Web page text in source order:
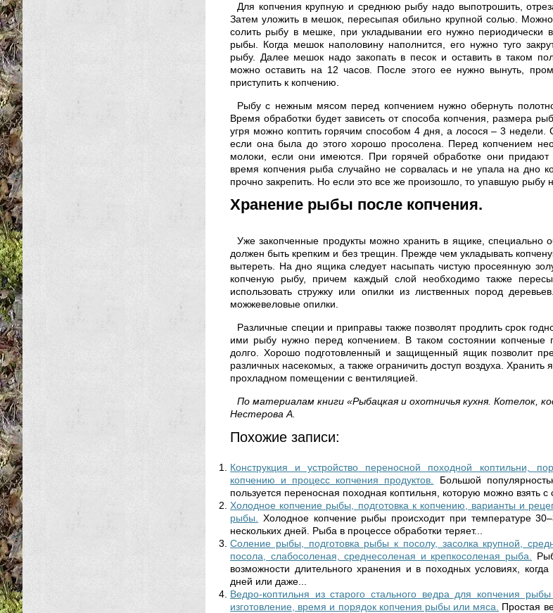
Для копчения крупную и среднюю рыбу надо выпотрошить,
Затем уложить в мешок, пересыпая обильно крупной солью.
солить рыбу в мешке, при укладывании его нужно периодически
рыбы. Когда мешок наполовину наполнится, его нужно туго
рыбу. Далее мешок надо закопать в песок и оставить в таком
можно оставить на 12 часов. После этого ее нужно вынуть,
приступить к копчению.
Рыбу с нежным мясом перед копчением нужно обернуть
Время обработки будет зависеть от способа копчения, размера
угря можно коптить горячим способом 4 дня, а лосося – 3 недели.
если она была до этого хорошо просолена. Перед копчением
молоки, если они имеются. При горячей обработке они придают
время копчения рыба случайно не сорвалась и не упала на дно
прочно закрепить. Но если это все же произошло, то упавшую рыбу
Хранение рыбы после копчения.
Уже закопченные продукты можно хранить в ящике, специально
должен быть крепким и без трещин. Прежде чем укладывать
вытереть. На дно ящика следует насыпать чистую просеянную
копченую рыбу, причем каждый слой необходимо также
использовать стружку или опилки из лиственных пород
можжевеловые опилки.
Различные специи и приправы также позволят продлить срок
ими рыбу нужно перед копчением. В таком состоянии копченые
долго. Хорошо подготовленный и защищенный ящик позволит
различных насекомых, а также ограничить доступ воздуха.
прохладном помещении с вентиляцией.
По материалам книги «Рыбацкая и охотничья кухня. Котелок,
Нестерова А.
Похожие записи:
Конструкция и устройство переносной походной коптильни,
копчению и процесс копчения продуктов.
Большой
пользуется переносная походная коптильня, которую можно взять с
Холодное копчение рыбы, подготовка к копчению, варианты и
рыбы.
Холодное копчение рыбы происходит при температуре
нескольких дней. Рыба в процессе обработки теряет...
Соление рыбы, подготовка рыбы к посолу, засолка крупной,
посола, слабосоленая, среднесоленая и крепкосоленая рыба.
возможности длительного хранения и в походных условиях,
дней или даже...
Ведро-коптильня из старого стального ведра для копчения
изготовление, время и порядок копчения рыбы или мяса.
Простая